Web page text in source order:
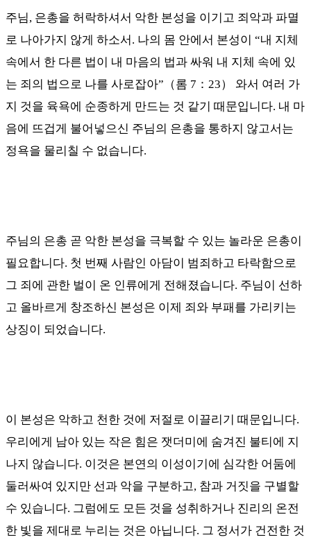
주님, 은총을 허락하셔서 악한 본성을 이기고 죄악과 파멸
로 나아가지 않게 하소서 . 나의 몸 안에서 본성이 “내 지체
속에서 한 다른 법이 내 마음의 법과 싸워 내 지체 속에 있
는 죄의 법으로 나를 사로잡아” （롬 7 ： 23） 와서 여러 가
지 것을 육욕에 순종하게 만드는 것 같기 때문입니다. 내 마
음에 뜨겁게 불어넣으신 주님의 은총을 통하지 않고서는
정욕을 물리칠 수 없습니다.
주님의 은총 곧 악한 본성을 극복할 수 있는 놀라운 은총이
필요합니다. 첫 번째 사람인 아담이 범죄하고 타락함으로
그 죄에 관한 벌이 온 인류에게 전해졌습니다. 주님이 선하
고 올바르게 창조하신 본성은 이제 죄와 부패를 가리키는
상징이 되었습니다.
이 본성은 악하고 천한 것에 저절로 이끌리기 때문입니다.
우리에게 남아 있는 작은 힘은 잿더미에 숨겨진 불티에 지
나지 않습니다. 이것은 본연의 이성이기에 심각한 어둠에
둘러싸여 있지만 선과 악을 구분하고, 참과 거짓을 구별할
수 있습니다. 그럼에도 모든 것을 성취하거나 진리의 온전
한 빛을 제대로 누리는 것은 아닙니다. 그 정서가 건전한 것